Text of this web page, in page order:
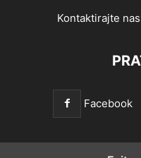
Kontaktirajte
Facebook